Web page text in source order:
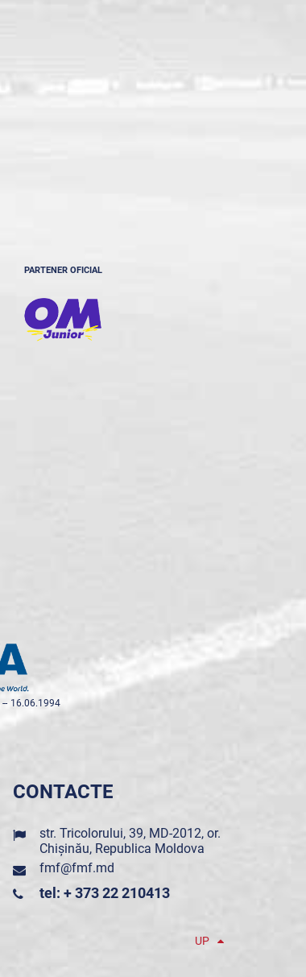
PARTENER OFICIAL
-- 16.06.1994
CONTACTE
str. Tricolorului, 39, MD-2012, or.
Chișinău, Republica Moldova
fmf@fmf.md
tel: + 373 22 210413
UP